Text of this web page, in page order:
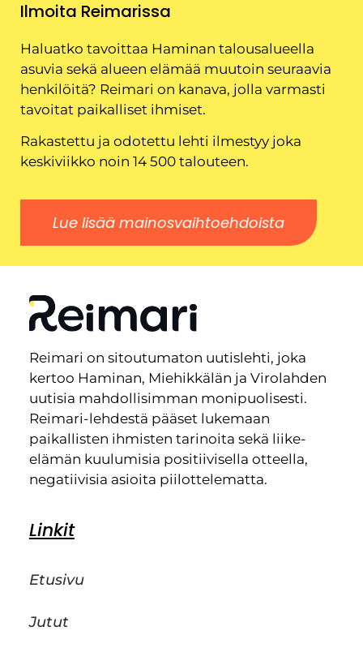
Ilmoita Reimarissa
Haluatko tavoittaa Haminan talousalueella
asuvia sekä alueen elämää muutoin seuraavia
henkilöitä? Reimari on kanava, jolla varmasti
tavoitat paikalliset ihmiset.
Rakastettu ja odotettu lehti ilmestyy joka
keskiviikko noin 14 500 talouteen.
Lue lisää mainosvaihtoehdoista
Reimari on sitoutumaton uutislehti, joka
kertoo Haminan, Miehikkälän ja Virolahden
uutisia mahdollisimman monipuolisesti.
Reimari-lehdestä pääset lukemaan
paikallisten ihmisten tarinoita sekä liike-
elämän kuulumisia positiivisella otteella,
negatiivisia asioita piilottelematta.
Linkit
Etusivu
Jutut